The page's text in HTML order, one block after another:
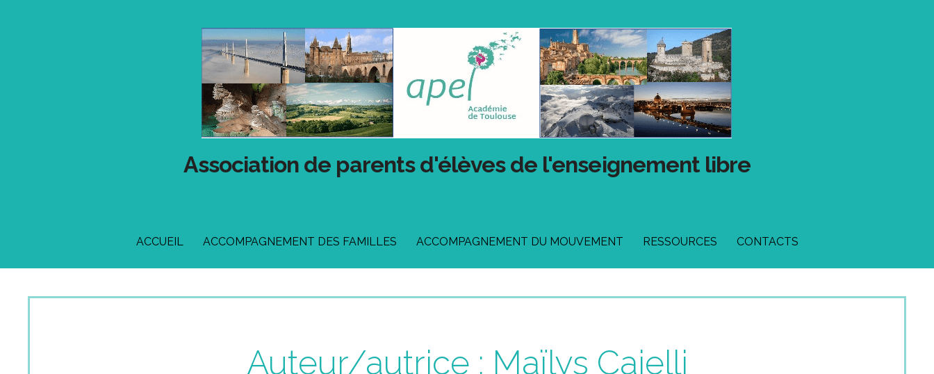
Association de parents d'élèves de l'enseignement libre
ACCUEIL ACCOMPAGNEMENT DES FAMILLES ACCOMPAGNEMENT DU MOUVEMENT RESSOURCES CONTACTS
Auteur/autrice : Maïlys Caielli